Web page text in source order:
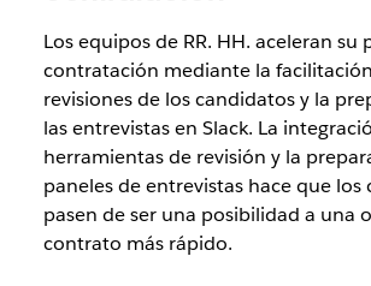
Los equipos de RR. HH. aceleran su
contratación mediante la
revisiones de los candidatos y la
las entrevistas en Slack. La
herramientas de revisión y la
paneles de entrevistas hace que los
pasen de ser una posibilidad a una
contrato más rápido.